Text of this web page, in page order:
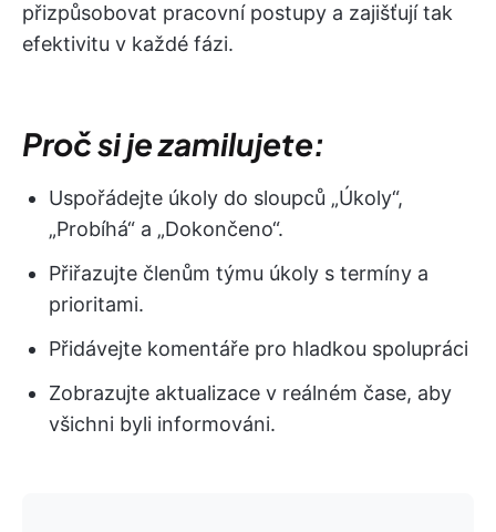
přizpůsobovat pracovní postupy a zajišťují tak
efektivitu v každé fázi.
Proč si je zamilujete:
Uspořádejte úkoly do sloupců „Úkoly“,
„Probíhá“ a „Dokončeno“.
Přiřazujte členům týmu úkoly s termíny a
prioritami.
Přidávejte komentáře pro hladkou spolupráci
Zobrazujte aktualizace v reálném čase, aby
všichni byli informováni.